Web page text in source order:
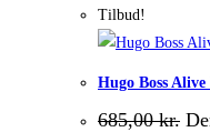
Tilbud!
Hugo Boss
685,00kr.